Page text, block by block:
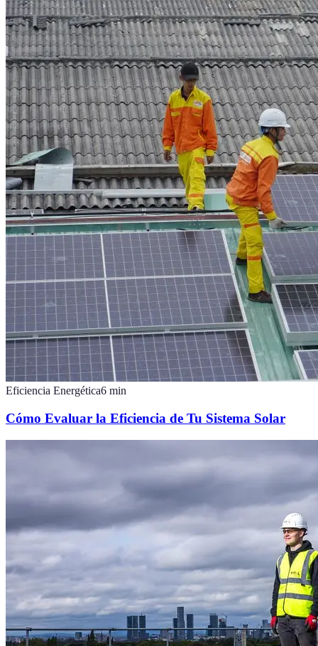
Eficiencia Energética6 min
Cómo Evaluar la Eficiencia de Tu Sistema Solar